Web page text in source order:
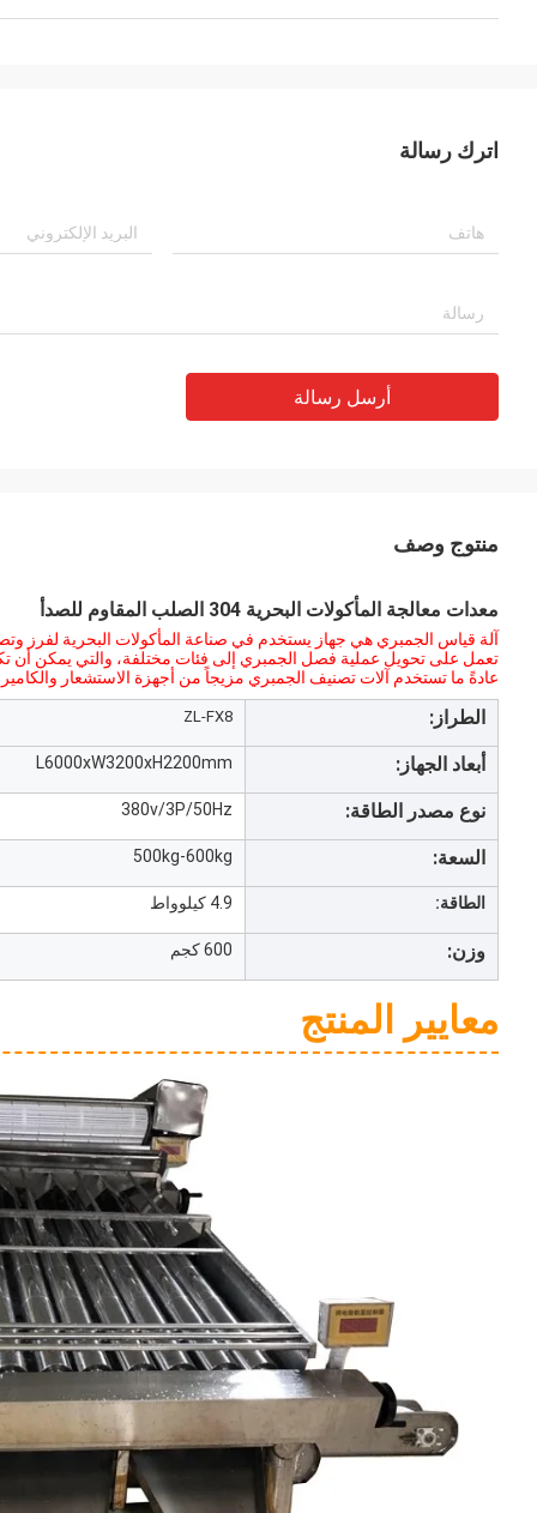
اترك رسالة
أرسل رسالة
منتوج وصف
معدات معالجة المأكولات البحرية 304 الصلب المقاوم للصدأ
آلة قياس الجمبري هي جهاز يستخدم في صناعة المأكولات البحرية لفرز
تعمل على تحويل عملية فصل الجمبري إلى فئات مختلفة، والتي يمكن أن
عادةً ما تستخدم آلات تصنيف الجمبري مزيجاً من أجهزة الاستشعار
الطراز: ZL-FX8
أبعاد الجهاز: L6000xW3200xH2200mm
نوع مصدر الطاقة: 380v/3P/50Hz
السعة: 500kg-600kg
الطاقة: 4.9 كيلوواط
وزن: 600 كجم
معايير المنتج